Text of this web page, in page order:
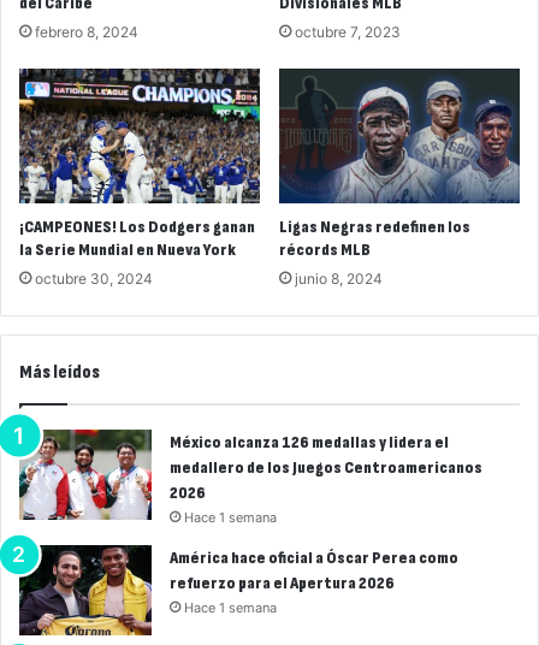
febrero 8, 2024 octubre 7, 2023
¡CAMPEONES! Los Dodgers ganan
la Serie Mundial en Nueva York
octubre 30, 2024
Ligas Negras redefinen los
récords MLB
junio 8, 2024
Más leídos
México alcanza 126 medallas y lidera el
medallero de los Juegos Centroamericanos
2026
Hace 1 semana
América hace oficial a Óscar Perea como
refuerzo para el Apertura 2026
Hace 1 semana